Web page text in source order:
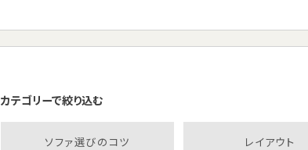
カテゴリーで絞り込む
ソファ選びのコツ レイアウト